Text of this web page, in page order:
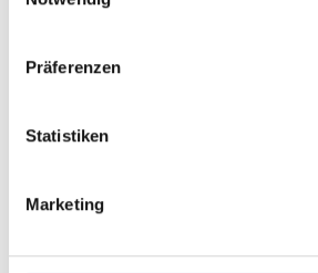
Präferenzen
Statistiken
Marketing
+49 172 1630828